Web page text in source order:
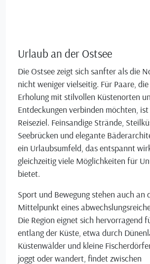
Urlaub an der Ostsee
Die Ostsee zeigt sich sanfter als die
nicht weniger vielseitig. Für Paare,
Erholung mit stilvollen Küstenorten
Entdeckungen verbinden möchten,
Reiseziel. Feinsandige Strände,
Seebrücken und elegante
ein Urlaubsumfeld, das entspannt
gleichzeitig viele Möglichkeiten für
bietet.
Sport und Bewegung stehen auch an
Mittelpunkt eines
Die Region eignet sich hervorragend
entlang der Küste, etwa durch
Küstenwälder und kleine
joggt oder wandert, findet zwischen